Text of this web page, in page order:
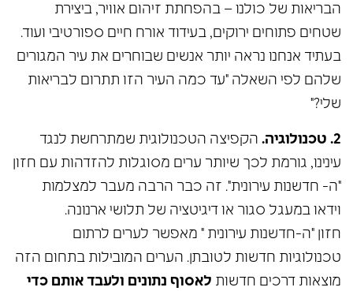
הבריאות של כולנו – בהפחתת זיהום אוויר, ביצירת
שטחים פתוחים ירוקים, בעידוד אורח חיים ספורטיבי ועוד.
בעתיד אנחנו נראה יותר אנשים שבוחרים את עיר המגורים
שלהם לפי השאלה "עד כמה העיר הזו תתרום לבריאות
שלי?"
2. טכנולוגיה.
הקפיצה הטכנולוגית שמתרחשת לנגד
עינינו, גורמת לכך שיותר ערים מסוגלות להזדהות עם חזון
"ה- חדשנות עירונית". זה כבר הרבה מעבר למצלמות
וידאו במעגל סגור או דיגיטציה של תלושי ארנונה.
חזון "ה-חדשנות עירונית " מאפשר לערים לרתום
טכנולוגיות חדשות לטובתן. הערים המובילות בתחום הזה
מוצאות דרכים חדשות לאסוף נתונים ולעבד אותם כדי